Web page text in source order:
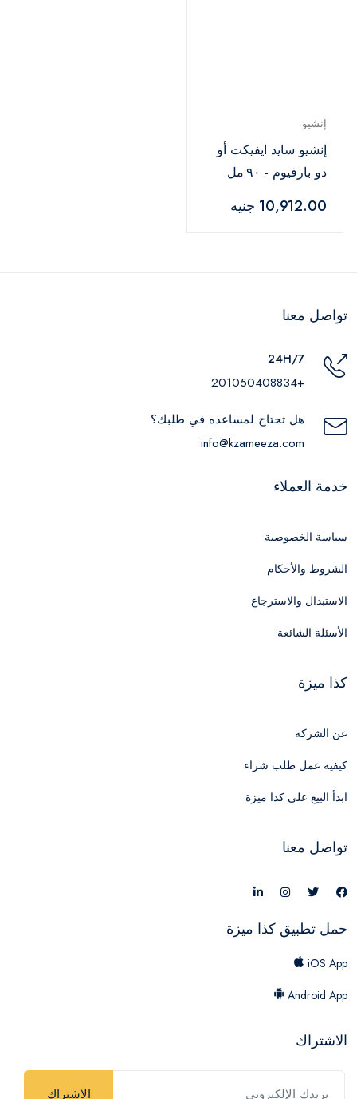
إنشيو
إنشيو سايد ايفيكت أو
دو بارفيوم - ٩٠ مل
10,912.00 جنيه
تواصل معنا
24H/7
+201050408834
هل تحتاج لمساعده في طلبك؟
info@kzameeza.com
خدمة العملاء
سياسة الخصوصية
الشروط والأحكام
الاستبدال والاسترجاع
الأسئلة الشائعة
كذا ميزة
عن الشركة
كيفية عمل طلب شراء
ابدأ البيع علي كذا ميزة
تواصل معنا
حمل تطبيق كذا ميزة
iOS App
Android App
الاشتراك
الاشتراك